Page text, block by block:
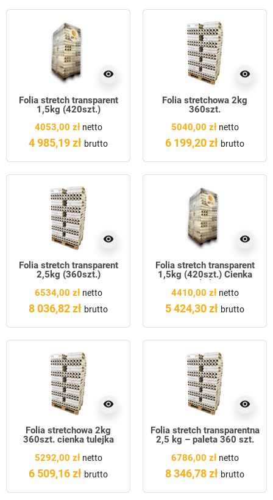
visibility
Folia stretch transparent
1,5kg (420szt.)
4053,00 złnetto
4 985,19 zł brutto
visibility
Folia stretchowa 2kg
360szt.
5040,00 złnetto
6 199,20 zł brutto
visibility
Folia stretch transparent
2,5kg (360szt.)
6534,00 złnetto
8 036,82 zł brutto
visibility
Folia stretch transparent
1,5kg (420szt.) Cienka
tulejka
4410,00 złnetto
5 424,30 zł brutto
visibility
Folia stretchowa 2kg
360szt. cienka tulejka
5292,00 złnetto
6 509,16 zł brutto
visibility
Folia stretch transparentna
2,5 kg – paleta 360 szt.
6786,00 złnetto
8 346,78 zł brutto